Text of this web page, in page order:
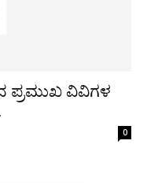
ಪ್ರಮುಖ ವಿವಿಗಳ
0